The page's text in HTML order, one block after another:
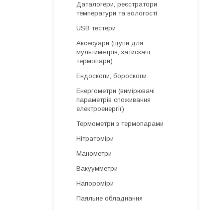
Даталогери, реєстратори
температури та вологості
USB тестери
Аксесуари (щупи для
мультиметрів, затискачі,
термопари)
Ендоскопи, бороскопи
Енергометри (вимірювачі
параметрів споживання
електроенергії)
Термометри з термопарами
Нітратоміри
Манометри
Вакуумметри
Напороміри
Паяльне обладнання